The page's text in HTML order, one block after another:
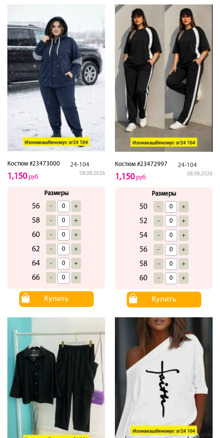
Костюм #23473000 24-104
08.08.2026
1,150руб
Размеры
56 - +
58 - +
60 - +
62 - +
64 - +
66 - +
Купить
Костюм #23472997 24-104
08.08.2026
1,150руб
Размеры
50 - +
52 - +
54 - +
56 - +
58 - +
60 - +
Купить